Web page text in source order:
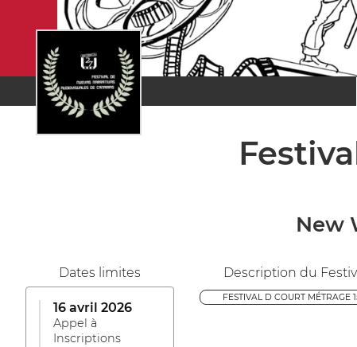
New
Dates limites
16 avril 2026
Appel à
Inscriptions
Description du
FESTIVAL D COURT MÉTRAGE